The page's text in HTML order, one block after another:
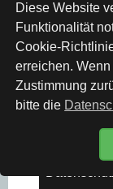
Diese Website
Funktionalität
Cookie-
erreichen.
Zustimmung
bitte die CHF 18.00